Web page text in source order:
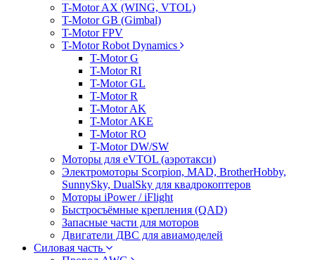
T-Motor AX (WING, VTOL)
T-Motor GB (Gimbal)
T-Motor FPV
T-Motor Robot Dynamics
T-Motor G
T-Motor RI
T-Motor GL
T-Motor R
T-Motor AK
T-Motor AKE
T-Motor RO
T-Motor DW/SW
Моторы для eVTOL (аэротакси)
Электромоторы Scorpion, MAD, BrotherHobby,
SunnySky, DualSky для квадрокоптеров
Моторы iPower / iFlight
Быстросъёмные крепления (QAD)
Запасные части для моторов
Двигатели ДВС для авиамоделей
Силовая часть